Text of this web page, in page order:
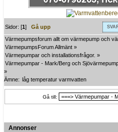
Sidor: [1]Gå upp
Värmepumpsforum allt om värmepump och
VärmepumpsForum Allmänt »
Värmepumpar och installationsfrågor. »
Värmepumpar - Mark/Berg och
»
Ämne: låg temperatur varmvatten
Gå till:
Annonser